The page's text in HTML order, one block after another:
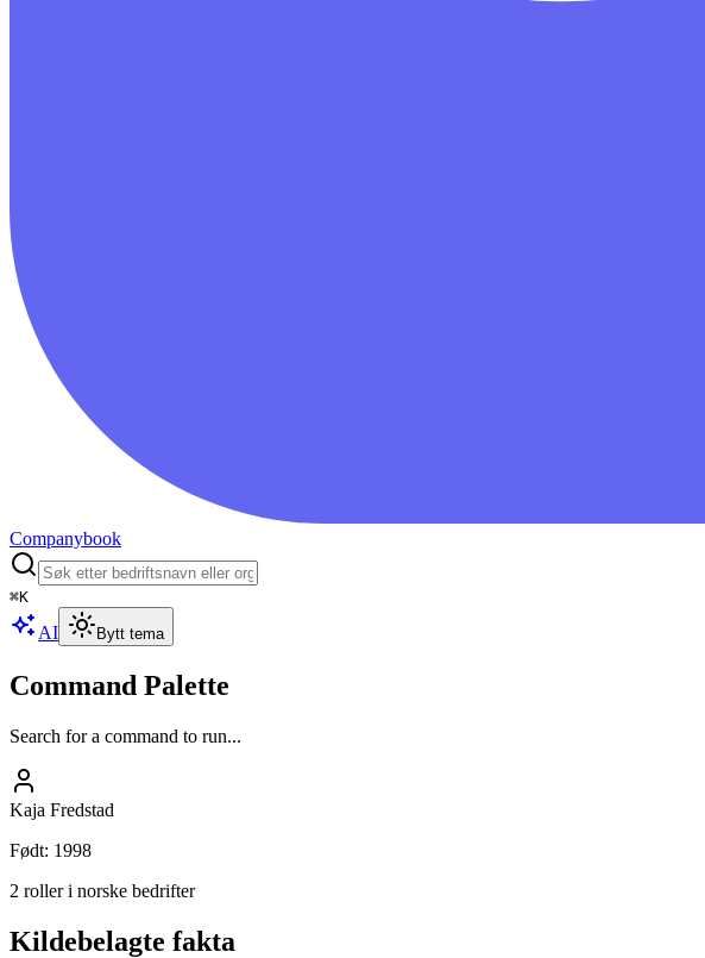
Companybook
⌘K
AI Bytt tema
Command Palette
Search for a command to run...
Kaja Fredstad
Født: 1998
2 roller i norske bedrifter
Kildebelagte fakta